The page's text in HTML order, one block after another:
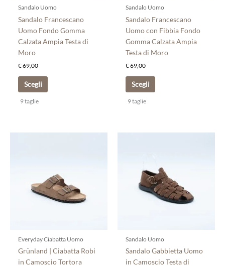
Sandalo Uomo
Sandalo Francescano
Uomo Fondo Gomma
Calzata Ampia Testa di
Moro
€69,00
Scegli
scelte
nella
pagina
9 taglie
Sandalo Uomo
Sandalo Francescano
Uomo con Fibbia Fondo
Gomma Calzata Ampia
Testa di Moro
€69,00
Scegli
scelte
nella
pagina
del
prodotto
9 taglie
Everyday Ciabatta Uomo
Grünland | Ciabatta Robi
in Camoscio Tortora
varianti.
opzioni
scelte
nella
pagina
Sandalo Uomo
Sandalo Gabbietta Uomo
in Camoscio Testa di
più
varianti.
Le
opzioni
scelte
nella
pagina